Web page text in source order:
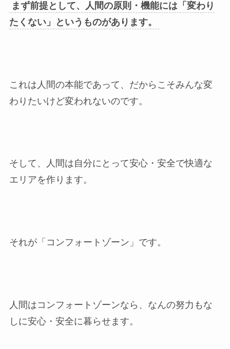
まず前提として、人間の原則・機能には「変わり
たくない」というものがあります。
これは人間の本能であって、だからこそみんな変
わりたいけど変われないのです。
そして、人間は自分にとって安心・安全で快適な
エリアを作ります。
それが「コンフォートゾーン」です。
人間はコンフォートゾーンなら、なんの努力もな
しに安心・安全に暮らせます。